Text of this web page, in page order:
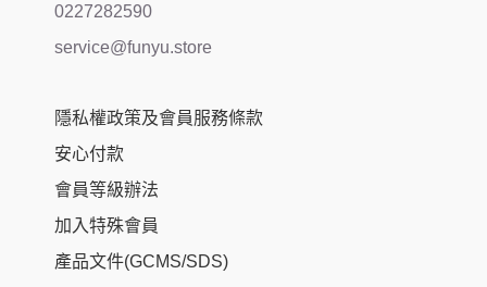
0227282590
service@funyu.store
隱私權政策及會員服務條款
安心付款
會員等級辦法
加入特殊會員
產品文件(GCMS/SDS)